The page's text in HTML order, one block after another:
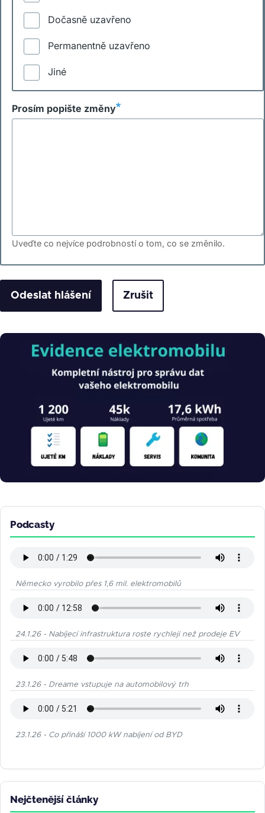
Dočasně uzavřeno
Permanentně uzavřeno
Jiné
Prosím popište změny
Uveďte co nejvíce podrobností o tom, co se změnilo.
Zrušit
Obrázek
Podcasty
Německo vyrobilo přes 1,6 mil. elektromobilů
24.1.26 - Nabíjecí infrastruktura roste rychleji než prodeje EV
23.1.26 - Dreame vstupuje na automobilový trh
23.1.26 - Co přináší 1000 kW nabíjení od BYD
Nejčtenější články